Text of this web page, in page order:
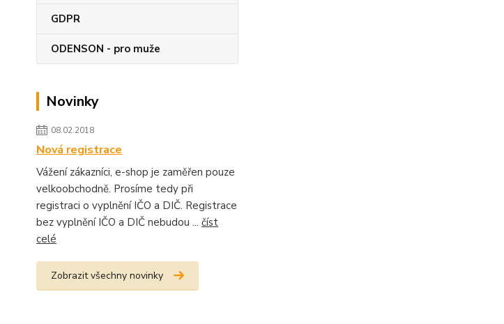
GDPR
ODENSON - pro muže
Novinky
08.02.2018
Nová registrace
Vážení zákazníci, e-shop je zaměřen pouze
velkoobchodně. Prosíme tedy při
registraci o vyplnění IČO a DIČ. Registrace
bez vyplnění IČO a DIČ nebudou ... číst
celé
Zobrazit všechny novinky